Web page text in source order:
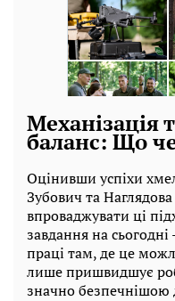
Механізація
баланс: Що
Оцінивши успіхи
Зубович та
впроваджувати ці
завдання на сьогодні
праці там, де це
лише пришвидшує
значно безпечнішою